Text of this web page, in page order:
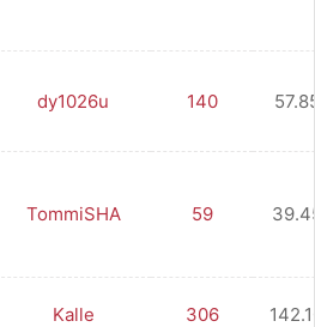
dy1026u 140
TommiSHA 59
Kalle 306